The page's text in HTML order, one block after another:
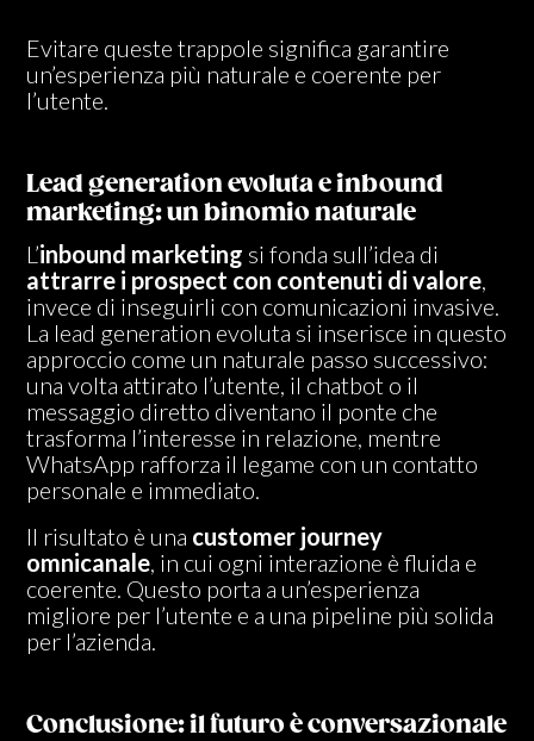
Evitare queste trappole significa garantire
un’esperienza più naturale e coerente per
l’utente.
Lead generation evoluta e inbound
marketing: un binomio naturale
L’inbound marketing si fonda sull’idea di
attrarre i prospect con contenuti di valore
invece di inseguirli con comunicazioni invasive.
La lead generation evoluta si inserisce in questo
approccio come un naturale passo successivo:
una volta attirato l’utente, il chatbot o il
messaggio diretto diventano il ponte che
trasforma l’interesse in relazione, mentre
WhatsApp rafforza il legame con un contatto
personale e immediato.
Il risultato è una customer journey
omnicanale, in cui ogni interazione è fluida e
coerente. Questo porta a un’esperienza
migliore per l’utente e a una pipeline più solida
per l’azienda.
Conclusione: il futuro è conversazionale